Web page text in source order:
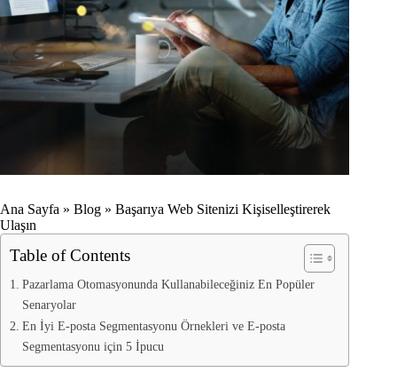
Ana Sayfa » Blog » Başarıya Web Sitenizi Kişiselleştirerek
Ulaşın
Table of Contents
Pazarlama Otomasyonunda Kullanabileceğiniz En Popüler
Senaryolar
En İyi E-posta Segmentasyonu Örnekleri ve E-posta
Segmentasyonu için 5 İpucu